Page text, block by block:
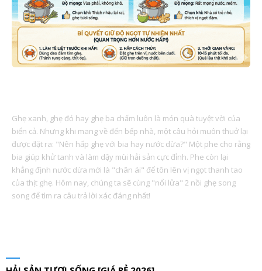
Ghẹ xanh, ghẹ đỏ hay ghẹ ba chấm luôn là món quà tuyệt vời của
biển cả. Nhưng khi mang về đến bếp nhà, một câu hỏi muôn thuở lại
được đặt ra: "Nên hấp ghẹ với bia hay nước dừa?" Một phe cho rằng
bia giúp khử tanh và làm dậy mùi hải sản cực đỉnh. Phe còn lại
khẳng định nước dừa mới là "chân ái" để tôn lên vị ngọt thanh tao
của thịt ghẹ. Hôm nay, chúng ta sẽ cùng "nổi lửa" 2 nồi ghẹ song
song để tìm ra câu trả lời xác đáng nhất!